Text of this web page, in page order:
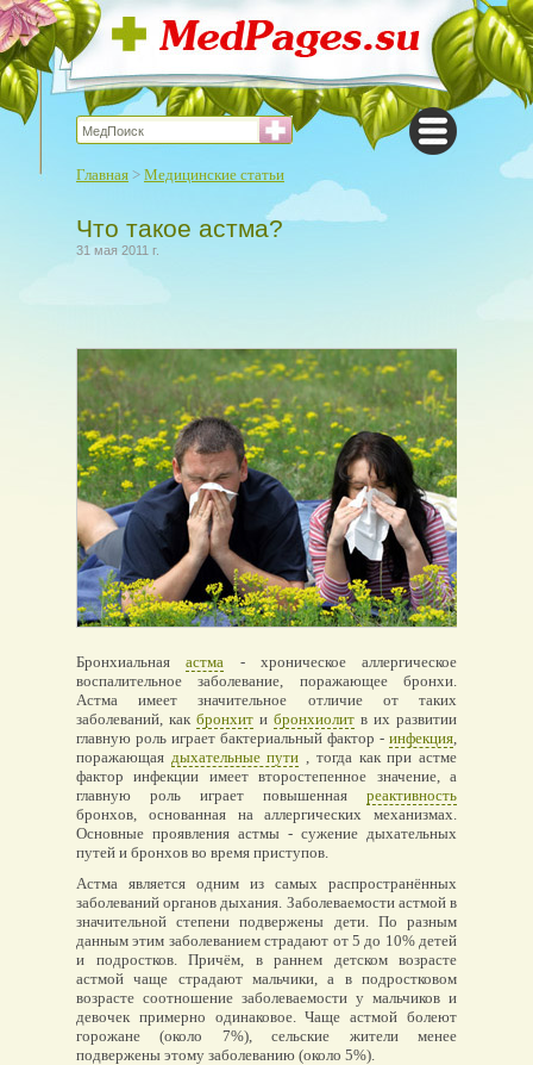
Главная > Медицинские статьи
Что такое астма?
31 мая 2011 г.
Бронхиальнаяастма - хроническое аллергическое
воспалительное заболевание, поражающее бронхи.
Астма имеет значительное отличие от таких
заболеваний, как бронхит и бронхиолит в их развитии
главную роль играет бактериальный фактор - инфекция,
поражающая дыхательные пути , тогда как при астме
фактор инфекции имеет второстепенное значение, а
главную роль играет повышенная реактивность
бронхов, основанная на аллергических механизмах.
Основные проявления астмы - сужение дыхательных
путей и бронхов во время приступов.
Астма является одним из самых распространённых
заболеваний органов дыхания. Заболеваемости астмой в
значительной степени подвержены дети. По разным
данным этим заболеванием страдают от 5 до 10% детей
и подростков. Причём, в раннем детском возрасте
астмой чаще страдают мальчики, а в подростковом
возрасте соотношение заболеваемости у мальчиков и
девочек примерно одинаковое. Чаще астмой болеют
горожане (около 7%), сельские жители менее
подвержены этому заболеванию (около 5%).